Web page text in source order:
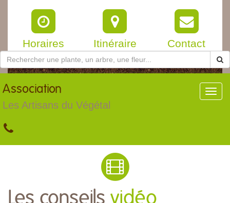
Horaires Itinéraire Contact
Association
Les Artisans du Végétal
Les conseils vidéo